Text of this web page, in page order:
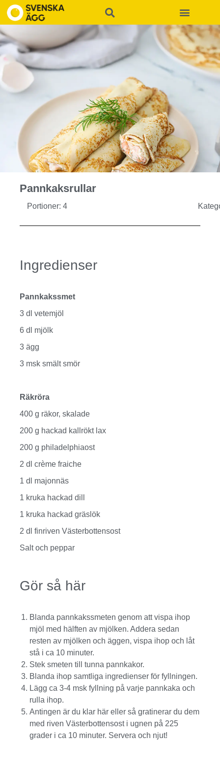
Pannkaksrullar
Portioner: 4
Ingredienser
Pannkakssmet
3 dl vetemjöl
6 dl mjölk
3 ägg
3 msk smält smör
Räkröra
400 g räkor, skalade
200 g hackad kallrökt lax
200 g philadelphiaost
2 dl crème fraiche
1 dl majonnäs
1 kruka hackad dill
1 kruka hackad gräslök
2 dl finriven Västerbottensost
Salt och peppar
Gör så här
Blanda pannkakssmeten genom att vispa ihop
mjöl med hälften av mjölken. Addera sedan
resten av mjölken och äggen, vispa ihop och låt
stå i ca 10 minuter.
Stek smeten till tunna pannkakor.
Blanda ihop samtliga ingredienser för fyllningen.
Lägg ca 3-4 msk fyllning på varje pannkaka och
rulla ihop.
Antingen är du klar här eller så gratinerar du dem
med riven Västerbottensost i ugnen på 225
grader i ca 10 minuter. Servera och njut!